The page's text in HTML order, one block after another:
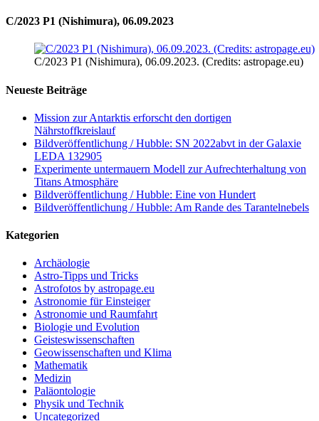
C/2023 P1 (Nishimura), 06.09.2023
C/2023 P1 (Nishimura), 06.09.2023. (Credits: astropage.eu)
Neueste Beiträge
Mission zur Antarktis erforscht den dortigen
Nährstoffkreislauf
Bildveröffentlichung / Hubble: SN 2022abvt in der Galaxie
LEDA 132905
Experimente untermauern Modell zur Aufrechterhaltung von
Titans Atmosphäre
Bildveröffentlichung / Hubble: Eine von Hundert
Bildveröffentlichung / Hubble: Am Rande des Tarantelnebels
Kategorien
Archäologie
Astro-Tipps und Tricks
Astrofotos by astropage.eu
Astronomie für Einsteiger
Astronomie und Raumfahrt
Biologie und Evolution
Geisteswissenschaften
Geowissenschaften und Klima
Mathematik
Medizin
Paläontologie
Physik und Technik
Uncategorized